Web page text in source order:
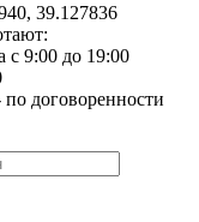
39.127836
с 9:00 до 19:00
по договоренности